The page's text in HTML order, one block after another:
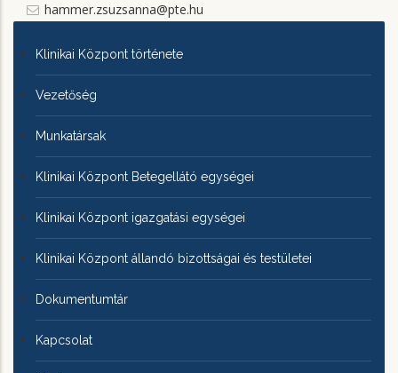
hammer.zsuzsanna@pte.hu
KLINIKAI
KÖZPONTRÓL
Klinikai Központ története
Vezetőség
Munkatársak
Klinikai Központ Betegellátó egységei
Klinikai Központ igazgatási egységei
Klinikai Központ állandó bizottságai és testületei
Dokumentumtár
Kapcsolat